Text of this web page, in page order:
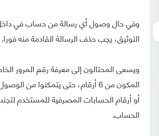
وفي حال وصول أي رسالة من حساب في
التوثيق، يجب حذف الرسالة القادمة منه فورا.
ويسعى المحتالون إلى معرفة رقم المرور
المكون من 6 أرقام، حتى يتمكنوا من
أو أرقام الحسابات المصرفية للمستخدم
الحساب.